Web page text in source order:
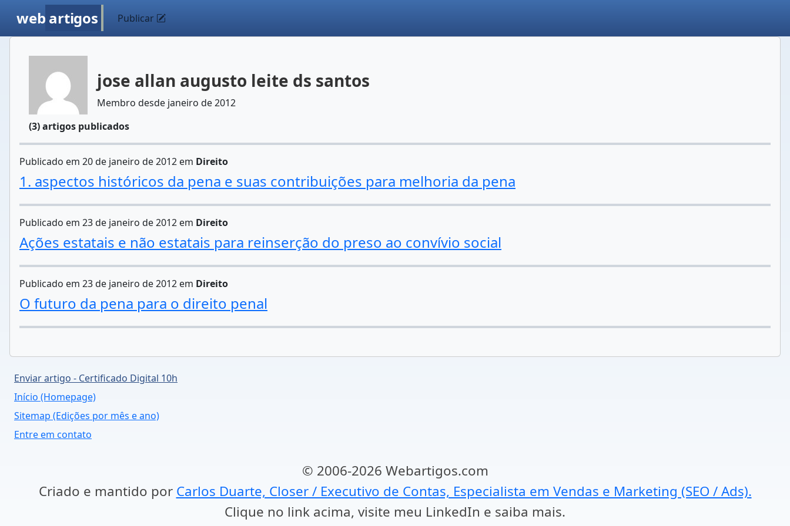
web artigos Publicar
jose allan augusto leite ds santos
Membro desde janeiro de 2012
(3) artigos publicados
Publicado em 20 de janeiro de 2012 em Direito
1. aspectos históricos da pena e suas contribuições para melhoria da pena
Publicado em 23 de janeiro de 2012 em Direito
Ações estatais e não estatais para reinserção do preso ao convívio social
Publicado em 23 de janeiro de 2012 em Direito
O futuro da pena para o direito penal
Enviar artigo - Certificado Digital 10h
Início (Homepage)
Sitemap (Edições por mês e ano)
Entre em contato
© 2006-2026 Webartigos.com
Criado e mantido por Carlos Duarte, Closer / Executivo de Contas, Especialista em Vendas e Marketing (SEO / Ads).
Clique no link acima, visite meu LinkedIn e saiba mais.